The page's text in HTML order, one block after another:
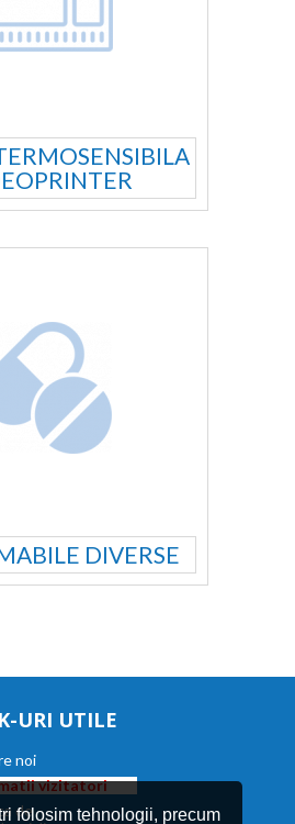
folosim tehnologii, precum
DIVERSE
URI UTILE
noi
vizitatori
de